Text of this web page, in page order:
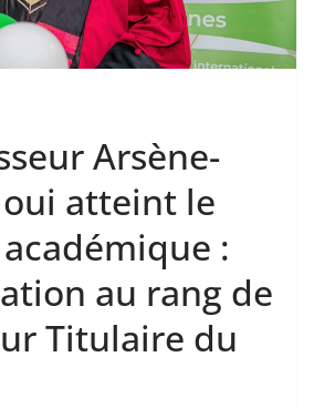
Arsène-
atteint le
:
au rang de
Titulaire du